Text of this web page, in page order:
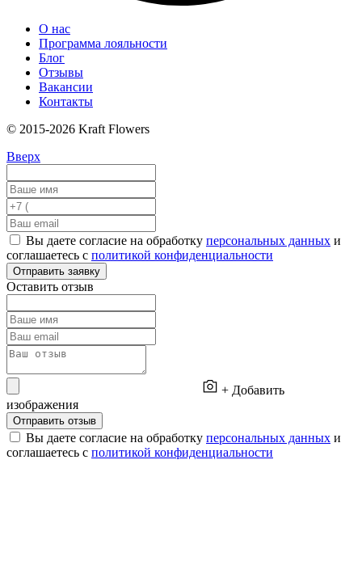
О нас
Программа лояльности
Блог
Отзывы
Вакансии
Контакты
© 2015-2026 Kraft Flowers
Вверх
Вы даете согласие на обработку персональных данных и
соглашаетесь с политикой конфиденциальности
Отправить заявку
Оставить отзыв
+ Добавить
изображения
Отправить отзыв
Вы даете согласие на обработку персональных данных и
соглашаетесь с политикой конфиденциальности